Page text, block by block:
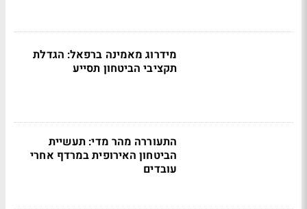
מידרוג מאמינה ברפאל: הגדלת
תקציבי הביטחון תסייע
התעוררה מהר מדי: תעשיית
הביטחון האירופית במרדף אחרי
עובדים